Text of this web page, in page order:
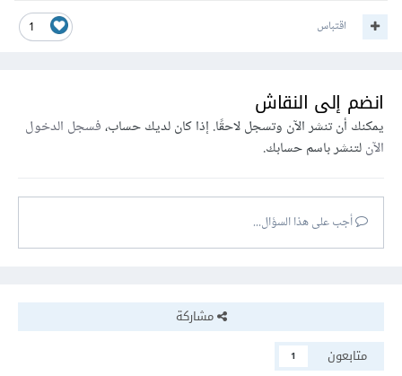
1 اقتباس
انضم إلى النقاش
يمكنك أن تنشر الآن وتسجل لاحقًا. إذا كان لديك حساب،فسجل الدخول
الآنلتنشر باسم حسابك.
أجب على هذا السؤال...
مشاركة
متابعون
1